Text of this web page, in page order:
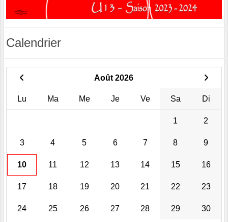
Calendrier
Août 2026
Lu Ma Me Je Ve Sa Di
1 2
3 4 5 6 7 8 9
10 11 12 13 14 15 16
17 18 19 20 21 22 23
24 25 26 27 28 29 30